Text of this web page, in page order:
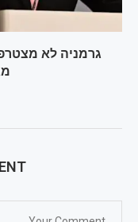
גרמניה לא